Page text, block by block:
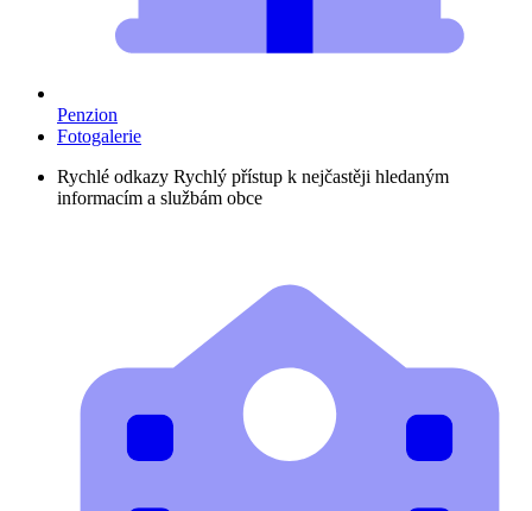
Penzion
Fotogalerie
Rychlé odkazy Rychlý přístup k nejčastěji hledaným
informacím a službám obce